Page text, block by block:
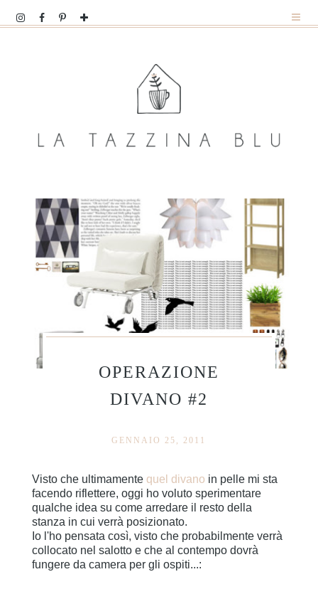
OPERAZIONE
DIVANO #2
GENNAIO 25, 2011
Visto che ultimamente quel divano in pelle mi sta
facendo riflettere, oggi ho voluto sperimentare
qualche idea su come arredare il resto della
stanza in cui verrà posizionato.
Io l'ho pensata così, visto che probabilmente verrà
collocato nel salotto e che al contempo dovrà
fungere da camera per gli ospiti...: